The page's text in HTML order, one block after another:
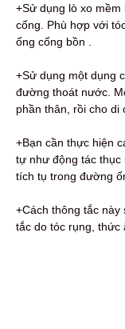
+Sử dụng lò xo mềm
cống. Phù hợp với
ống cống bồn .
+Sử dụng một dụng
đường thoát nước.
phần thân, rồi cho di
+Bạn cần thực hiện
tự như động tác thục
tích tụ trong đường
+Cách thông tắc
tắc do tóc rụng, thức